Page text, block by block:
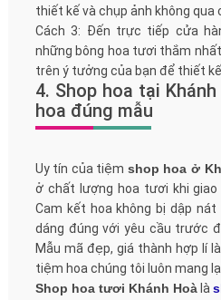
thiết kế và chụp ảnh không qua
Cách 3: Đến trực tiếp cửa
những bông hoa tươi thắm
trên ý tưởng của bạn để thiết
4. Shop hoa tại
hoa đúng mẫu
Uy tín của tiệm shop hoa ở
ở chất lượng hoa tươi khi giao
Cam kết hoa không bị dập
dáng đúng với yêu cầu trước
Mẫu mã đẹp, giá thành hợp lí
tiệm hoa chúng tôi luôn mang
Shop hoa tươi Khánh Hoàlà